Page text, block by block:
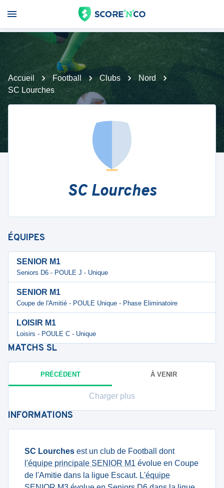
Accueil Football Clubs
Nord
SC Lourches
SC Lourches
ÉQUIPES
SENIOR M1
Seniors D6 - POULE J - Unique
SENIOR M1
Coupe de l'Amitié - POULE Unique - Phase Eliminatoire
LOISIR M1
Loisirs - POULE C - Unique
MATCHS SL
PRÉCÉDENT À VENIR
Charger plus
INFORMATIONS
SC Lourches est un club de Football dont
l'équipe principale SENIOR M1 évolue en Coupe
de l'Amitie dans la ligue Escaut. L'équipe